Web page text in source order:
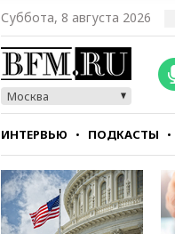
Суббота, 8 августа 2026
Москва
ИНТЕРВЬЮ ПОДКАСТЫ
СТИЛЬ ТЕСТЫ